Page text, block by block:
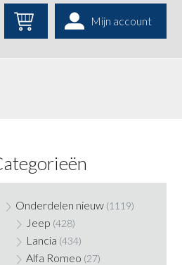
Mijn account
Onderdelen nieuw (1119)
Jeep (428)
Lancia (434)
Alfa Romeo (27)